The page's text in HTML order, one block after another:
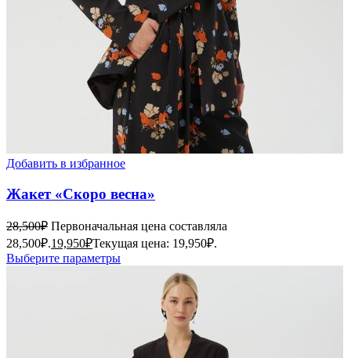
Добавить в избранное
Жакет «Скоро весна»
28,500₽ Первоначальная цена составляла
28,500₽.19,950₽Текущая цена: 19,950₽.
Выберите параметры